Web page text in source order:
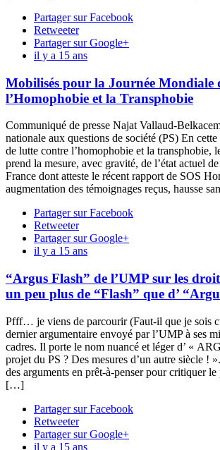
Partager sur Facebook
Retweeter
Partager sur Google+
il y a 15 ans
Mobilisés pour la Journée Mondiale
l’Homophobie et la Transphobie
Communiqué de presse Najat Vallaud-
nationale aux questions de société (PS) En
de lutte contre l’homophobie et la transphobie,
prend la mesure, avec gravité, de l’état actuel
France dont atteste le récent rapport de SOS
augmentation des témoignages reçus, hausse
Partager sur Facebook
Retweeter
Partager sur Google+
il y a 15 ans
“Argus Flash” de l’UMP sur les
un peu plus de “Flash” que d’
Pfff… je viens de parcourir (Faut-il que je sois
dernier argumentaire envoyé par l’UMP à ses
cadres. Il porte le nom nuancé et léger d’ «
projet du PS ? Des mesures d’un autre siècle !
des arguments en prêt-à-penser pour critiquer le
[…]
Partager sur Facebook
Retweeter
Partager sur Google+
il y a 15 ans